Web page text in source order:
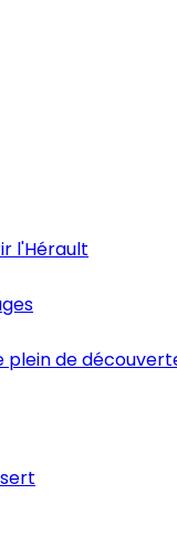
l'Hérault
plein de